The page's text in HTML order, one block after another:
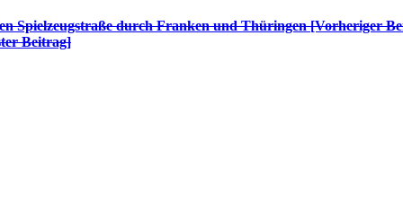
Spielzeugstraße durch Franken und Thüringen [Vorheriger
Beitrag]